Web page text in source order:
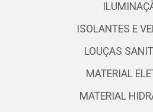
ISOLANTES E
LOUÇAS
MATERIAL
MATERIAL